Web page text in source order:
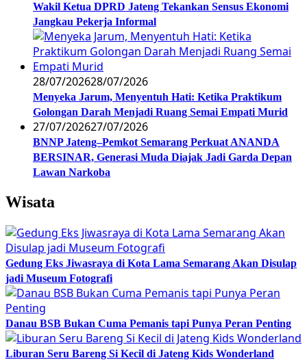
Wakil Ketua DPRD Jateng Tekankan Sensus Ekonomi
Jangkau Pekerja Informal
28/07/202628/07/2026
Menyeka Jarum, Menyentuh Hati: Ketika Praktikum
Golongan Darah Menjadi Ruang Semai Empati Murid
27/07/202627/07/2026
BNNP Jateng–Pemkot Semarang Perkuat ANANDA
BERSINAR, Generasi Muda Diajak Jadi Garda Depan
Lawan Narkoba
Wisata
Gedung Eks Jiwasraya di Kota Lama Semarang Akan Disulap
jadi Museum Fotografi
Danau BSB Bukan Cuma Pemanis tapi Punya Peran Penting
Liburan Seru Bareng Si Kecil di Jateng Kids Wonderland